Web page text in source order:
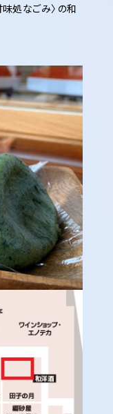
味処なごみ〉の和